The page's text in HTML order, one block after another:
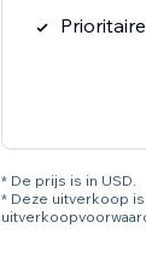
* De prijs is in USD.
* Deze uitverkoop